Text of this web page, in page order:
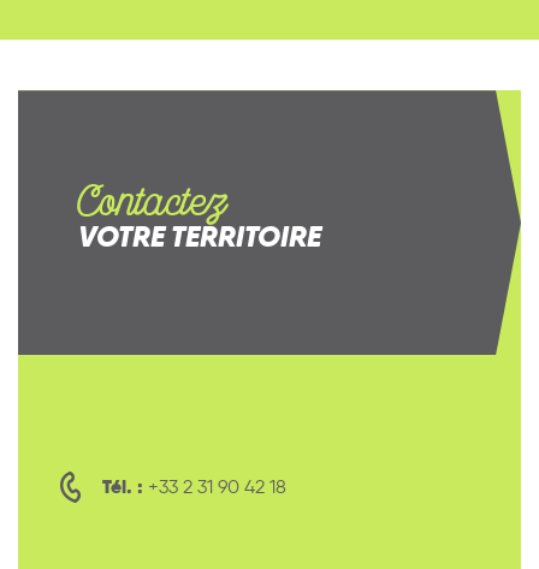
Contactez
VOTRE TERRITOIRE
Tél. : +33 2 31 90 42 18